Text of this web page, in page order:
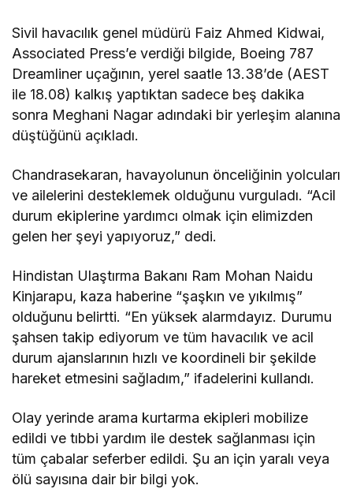
Sivil havacılık genel müdürü Faiz Ahmed Kidwai,
Associated Press’e verdiği bilgide, Boeing 787
Dreamliner uçağının, yerel saatle 13.38’de (AEST
ile 18.08) kalkış yaptıktan sadece beş dakika
sonra Meghani Nagar adındaki bir yerleşim alanına
düştüğünü açıkladı.
Chandrasekaran, havayolunun önceliğinin yolcuları
ve ailelerini desteklemek olduğunu vurguladı. “Acil
durum ekiplerine yardımcı olmak için elimizden
gelen her şeyi yapıyoruz,” dedi.
Hindistan Ulaştırma Bakanı Ram Mohan Naidu
Kinjarapu, kaza haberine “şaşkın ve yıkılmış”
olduğunu belirtti. “En yüksek alarmdayız. Durumu
şahsen takip ediyorum ve tüm havacılık ve acil
durum ajanslarının hızlı ve koordineli bir şekilde
hareket etmesini sağladım,” ifadelerini kullandı.
Olay yerinde arama kurtarma ekipleri mobilize
edildi ve tıbbi yardım ile destek sağlanması için
tüm çabalar seferber edildi. Şu an için yaralı veya
ölü sayısına dair bir bilgi yok.